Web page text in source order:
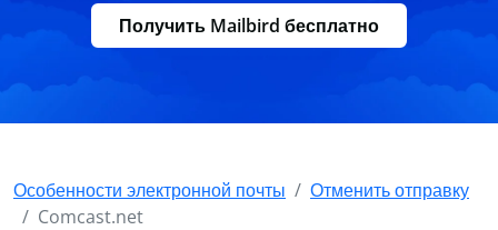
Получить Mailbird бесплатно
Особенности электронной почты
Отменить отправку
Comcast.net